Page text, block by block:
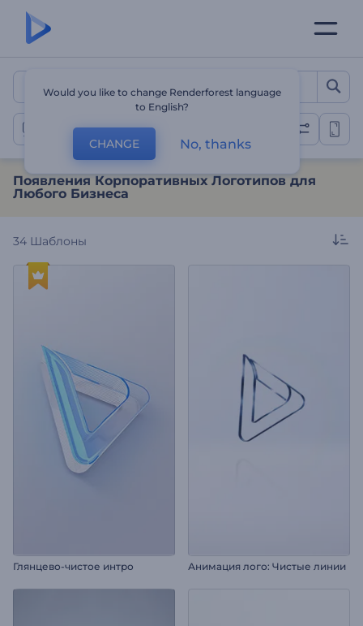
Появления
Появления Корпоративных Логотипов
Появления Корпоративных Логотипов для
Любого Бизнеса
34 Шаблоны
Глянцево-чистое интро Анимация лого: Чистые линии
Would you like to change Renderforest language
to English?
CHANGE No, thanks